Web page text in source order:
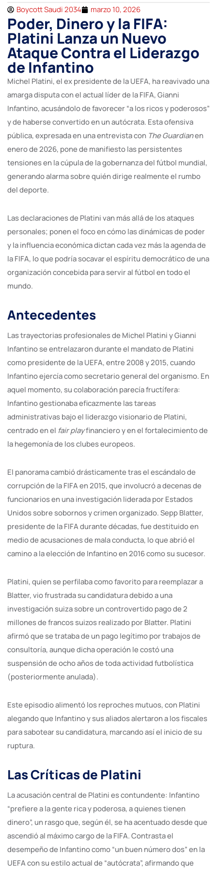
Boycott Saudi 2034 marzo 10, 2026
Poder, Dinero y la FIFA:
Platini Lanza un Nuevo
Ataque Contra el Liderazgo
de Infantino
Michel Platini, el ex presidente de la UEFA, ha reavivado una
amarga disputa con el actual líder de la FIFA, Gianni
Infantino, acusándolo de favorecer “a los ricos y poderosos”
y de haberse convertido en un autócrata. Esta ofensiva
pública, expresada en una entrevista con The Guardianen
enero de 2026, pone de manifiesto las persistentes
tensiones en la cúpula de la gobernanza del fútbol mundial,
generando alarma sobre quién dirige realmente el rumbo
del deporte.
Las declaraciones de Platini van más allá de los ataques
personales; ponen el foco en cómo las dinámicas de poder
y la influencia económica dictan cada vez más la agenda de
la FIFA, lo que podría socavar el espíritu democrático de una
organización concebida para servir al fútbol en todo el
mundo.
Antecedentes
Las trayectorias profesionales de Michel Platini y Gianni
Infantino se entrelazaron durante el mandato de Platini
como presidente de la UEFA, entre 2008 y 2015, cuando
Infantino ejercía como secretario general del organismo. En
aquel momento, su colaboración parecía fructífera:
Infantino gestionaba eficazmente las tareas
administrativas bajo el liderazgo visionario de Platini,
centrado en el fair playfinanciero y en el fortalecimiento de
la hegemonía de los clubes europeos.
El panorama cambió drásticamente tras el escándalo de
corrupción de la FIFA en 2015, que involucró a decenas de
funcionarios en una investigación liderada por Estados
Unidos sobre sobornos y crimen organizado. Sepp Blatter,
presidente de la FIFA durante décadas, fue destituido en
medio de acusaciones de mala conducta, lo que abrió el
camino a la elección de Infantino en 2016 como su sucesor.
Platini, quien se perfilaba como favorito para reemplazar a
Blatter, vio frustrada su candidatura debido a una
investigación suiza sobre un controvertido pago de 2
millones de francos suizos realizado por Blatter. Platini
afirmó que se trataba de un pago legítimo por trabajos de
consultoría, aunque dicha operación le costó una
suspensión de ocho años de toda actividad futbolística
(posteriormente anulada).
Este episodio alimentó los reproches mutuos, con Platini
alegando que Infantino y sus aliados alertaron a los fiscales
para sabotear su candidatura, marcando así el inicio de su
ruptura.
Las Críticas de Platini
La acusación central de Platini es contundente: Infantino
“prefiere a la gente rica y poderosa, a quienes tienen
dinero”, un rasgo que, según él, se ha acentuado desde que
ascendió al máximo cargo de la FIFA. Contrasta el
desempeño de Infantino como “un buen número dos” en la
UEFA con su estilo actual de “autócrata”, afirmando que